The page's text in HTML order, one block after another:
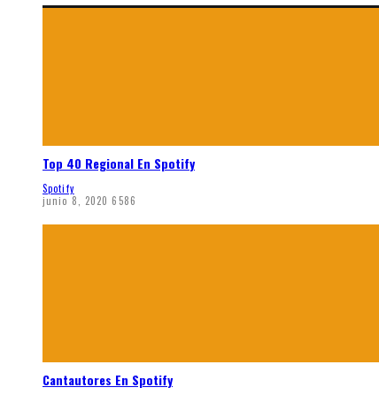
Top 40 Regional En Spotify
Spotify
junio 8, 2020 6586
Cantautores En Spotify